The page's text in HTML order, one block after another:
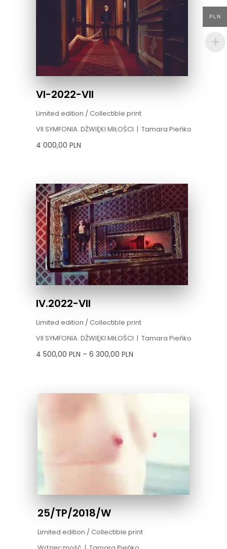
VI-2022-VII
Limited edition / Collectible print
VII SYMFONIA. DŹWIĘKI MIŁOŚCI | Tamara Pieńko
4 000,00 PLN
IV.2022-VII
Limited edition / Collectible print
VII SYMFONIA. DŹWIĘKI MIŁOŚCI | Tamara Pieńko
4 500,00 PLN – 6 300,00 PLN
Zakres
cen:
od
4
500,00 PLN
do
6
300,00 PLN
25/TP/2018/W
Limited edition / Collectible print
PLN